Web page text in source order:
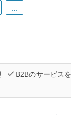
…
B2Bのサービス